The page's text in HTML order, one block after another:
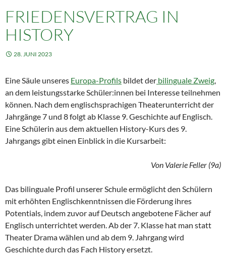
FRIEDENSVERTRAG IN
HISTORY
28. JUNI 2023
Eine Säule unseres Europa-Profils bildet der bilinguale Zweig,
an dem leistungsstarke Schüler:innen bei Interesse teilnehmen
können. Nach dem englischsprachigen Theaterunterricht der
Jahrgänge 7 und 8 folgt ab Klasse 9. Geschichte auf Englisch.
Eine Schülerin aus dem aktuellen History-Kurs des 9.
Jahrgangs gibt einen Einblick in die Kursarbeit:
Von Valerie Feller (9a)
Das bilinguale Profil unserer Schule ermöglicht den Schülern
mit erhöhten Englischkenntnissen die Förderung ihres
Potentials, indem zuvor auf Deutsch angebotene Fächer auf
Englisch unterrichtet werden. Ab der 7. Klasse hat man statt
Theater Drama wählen und ab dem 9. Jahrgang wird
Geschichte durch das Fach History ersetzt.